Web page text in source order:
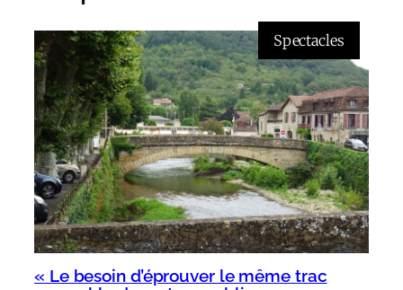
Spectacles
« Le besoin d’éprouver le même trac